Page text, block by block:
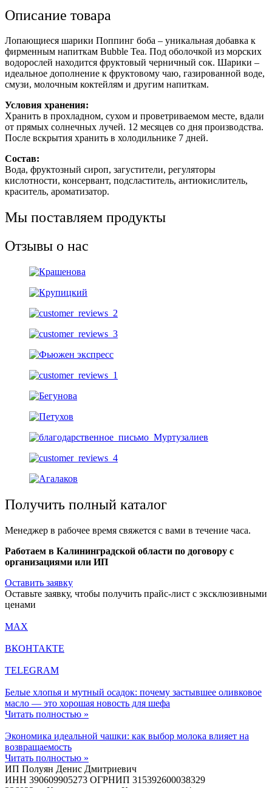
Описание товара
Лопающиеся шарики Поппинг боба – уникальная добавка к
фирменным напиткам Bubble Tea. Под оболочкой из морских
водорослей находится фруктовый черничный сок. Шарики –
идеальное дополнение к фруктовому чаю, газированной воде,
смузи, молочным коктейлям и другим напиткам.
Условия хранения:
Хранить в прохладном, сухом и проветриваемом месте, вдали
от прямых солнечных лучей. 12 месяцев со дня производства.
После вскрытия хранить в холодильнике 7 дней.
Состав:
Вода, фруктозный сироп, загустители, регуляторы
кислотности, консервант, подсластитель, антиокислитель,
краситель, ароматизатор.
Мы поставляем продукты
Отзывы о нас
Получить полный каталог
Менеджер в рабочее время свяжется с вами в течение часа.
Работаем в Калининградской области по договору с
организациями или ИП
Оставить заявку
Оставьте заявку, чтобы получить прайс-лист с эксклюзивными
ценами
MAX
ВКОНТАКТЕ
TELEGRAM
Белые хлопья и мутный осадок: почему застывшее оливковое
масло — это хорошая новость для шефа
Читать полностью »
Экономика идеальной чашки: как выбор молока влияет на
возвращаемость
Читать полностью »
ИП Полуян Денис Дмитриевич
ИНН 390609905273 ОГРНИП 315392600038329